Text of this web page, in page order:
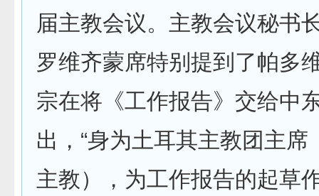
届主教会议。主教会议秘书
罗维齐蒙席特别提到了帕多
宗在将《工作报告》交给中
出，“身为土耳其主教团主席
主教），为工作报告的起草